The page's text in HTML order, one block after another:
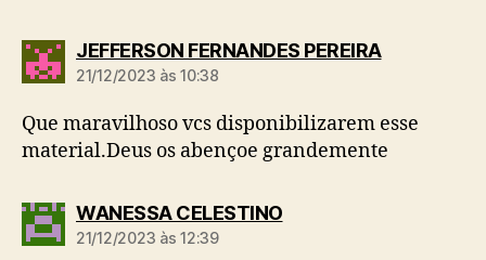
JEFFERSON FERNANDES PEREIRAd
21/12/2023 às 10:38
Que maravilhoso vcs disponibilizarem esse
material.Deus os abençoe grandemente
WANESSA CELESTINOd
21/12/2023 às 12:39